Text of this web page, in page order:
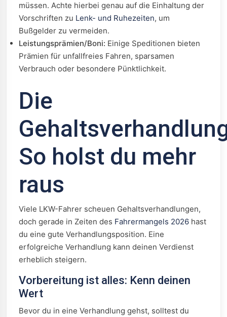
müssen. Achte hierbei genau auf die Einhaltung der
Vorschriften zu Lenk- und Ruhezeiten, um
Bußgelder zu vermeiden.
Leistungsprämien/Boni: Einige Speditionen bieten
Prämien für unfallfreies Fahren, sparsamen
Verbrauch oder besondere Pünktlichkeit.
Die
So holst du mehr
raus
Viele LKW-Fahrer scheuen Gehaltsverhandlungen,
doch gerade in Zeiten des Fahrermangels 2026 hast
du eine gute Verhandlungsposition. Eine
erfolgreiche Verhandlung kann deinen Verdienst
erheblich steigern.
Vorbereitung ist alles: Kenn deinen
Wert
Bevor du in eine Verhandlung gehst, solltest du